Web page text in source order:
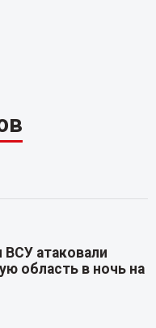
ВСУ атаковали
область в ночь на